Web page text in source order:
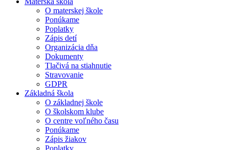
O materskej škole
Ponúkame
Poplatky
Zápis detí
Organizácia dňa
Dokumenty
Tlačivá na stiahnutie
Stravovanie
GDPR
Základná škola
O základnej škole
O školskom klube
O centre voľného času
Ponúkame
Zápis žiakov
Poplatky